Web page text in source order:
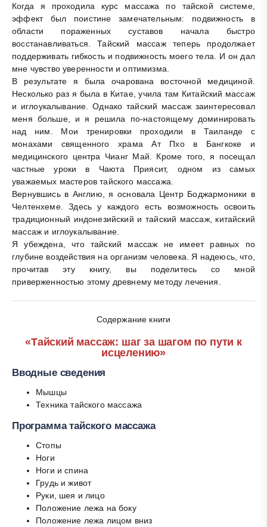
Когда я проходила курс массажа по тайской системе,
эффект был поистине замечательным: подвижность в
области пораженных суставов начала быстро
восстанавливаться. Тайский массаж теперь продолжает
поддерживать гибкость и подвижность моего тела. И он дал
мне чувство уверенности и оптимизма.
В результате я была очарована восточной медициной.
Несколько раз я была в Китае, учила там Китайский массаж
и иглоукалывание. Однако тайский массаж заинтересовал
меня больше, и я решила по-настоящему доминировать
над ним. Мои тренировки проходили в Таиланде с
монахами священного храма Ат Пхо в Бангкоке и
медицинского центра Чианг Май. Кроме того, я посещал
частные уроки в Чаюта Приясит, одном из самых
уважаемых мастеров тайского массажа.
Вернувшись в Англию, я основала Центр Боджармоники в
Челтенхеме. Здесь у каждого есть возможность освоить
традиционный индонезийский и тайский массаж, китайский
массаж и иглоукалывание.
Я убеждена, что тайский массаж не имеет равных по
глубине воздействия на организм человека. Я надеюсь, что,
прочитав эту книгу, вы поделитесь со мной
приверженностью этому древнему методу лечения.
Содержание книги
«Тайский массаж: шаг за шагом по пути к
исцелению»
Вводные сведения
Мышцы
Техника тайского массажа
Программа тайского массажа
Стопы
Ноги
Ноги и спина
Грудь и живот
Руки, шея и лицо
Положение лежа на боку
Положение лежа лицом вниз